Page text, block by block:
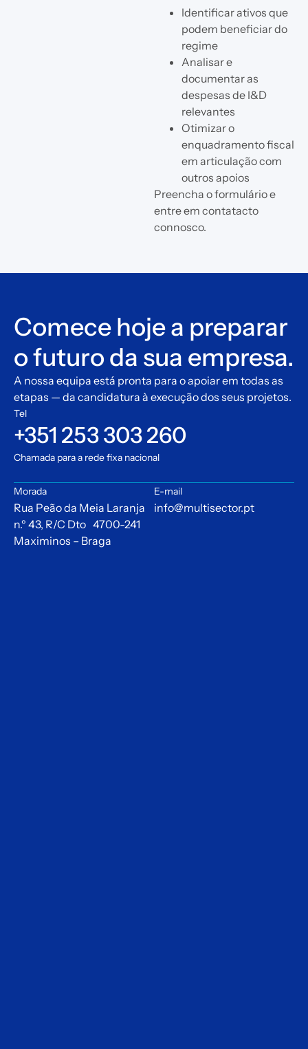
Identificar ativos que
podem beneficiar do
regime
Analisar e
documentar as
despesas de I&D
relevantes
Otimizar o
enquadramento fiscal
em articulação com
outros apoios
Preencha o formulário e
entre em contatacto
connosco.
Comece hoje a preparar
o futuro da sua empresa.
A nossa equipa está pronta para o apoiar em todas as
etapas — da candidatura à execução dos seus projetos.
Tel
+351 253 303 260
Chamada para a rede fixa nacional
Morada
Rua Peão da Meia Laranja
n.º 43, R/C Dto 4700-241
Maximinos – Braga
E-mail
info@multisector.pt